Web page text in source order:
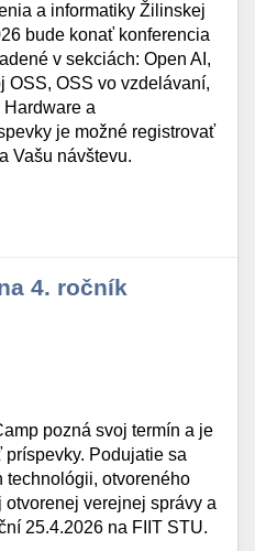
a informatiky Žilinskej
bude konať konferencia
v sekciách: Open AI,
OSS, OSS vo vzdelávaní,
Hardware a
je možné registrovať
Vašu návštevu.
4. ročník
pozná svoj termín a je
Podujatie sa
technológii, otvoreného
verejnej správy a
25.4.2026 na FIIT STU.